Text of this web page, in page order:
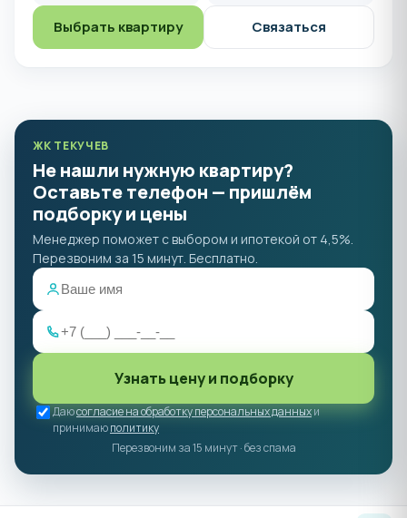
Выбрать квартиру Связаться
ЖК ТЕКУЧЕВ
Не нашли нужную квартиру?
Оставьте телефон — пришлём
подборку и цены
Менеджер поможет с выбором и ипотекой от 4,5%.
Перезвоним за 15 минут. Бесплатно.
Узнать цену и подборку
Даюсогласие на обработку персональных данныхи
принимаюполитику
Перезвоним за 15 минут · без спама